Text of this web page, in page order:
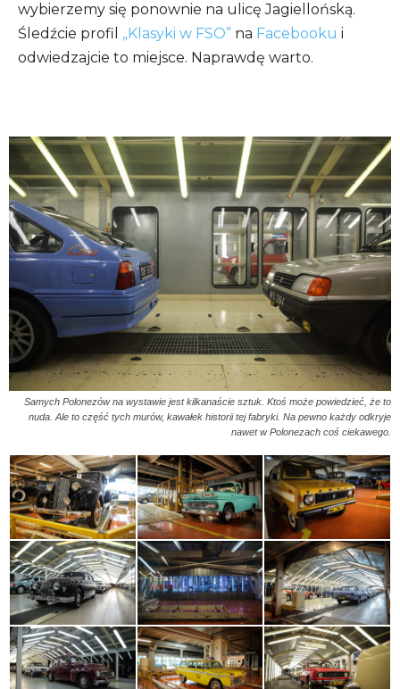
wybierzemy się ponownie na ulicę Jagiellońską.
Śledźcie profil „Klasyki w FSO” na Facebooku i
odwiedzajcie to miejsce. Naprawdę warto.
Samych Polonezów na wystawie jest kilkanaście sztuk. Ktoś może powiedzieć, że to
nuda. Ale to część tych murów, kawałek historii tej fabryki. Na pewno każdy odkryje
nawet w Polonezach coś ciekawego.